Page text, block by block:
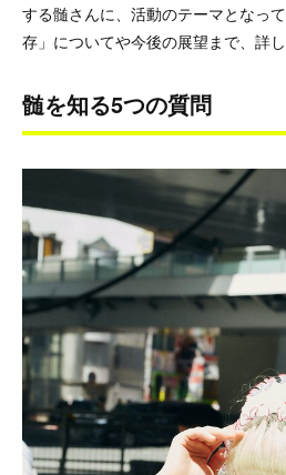
する髄さんに、活動のテーマとなっ
存」についてや今後の展望まで、詳し
髄を知る5つの質問